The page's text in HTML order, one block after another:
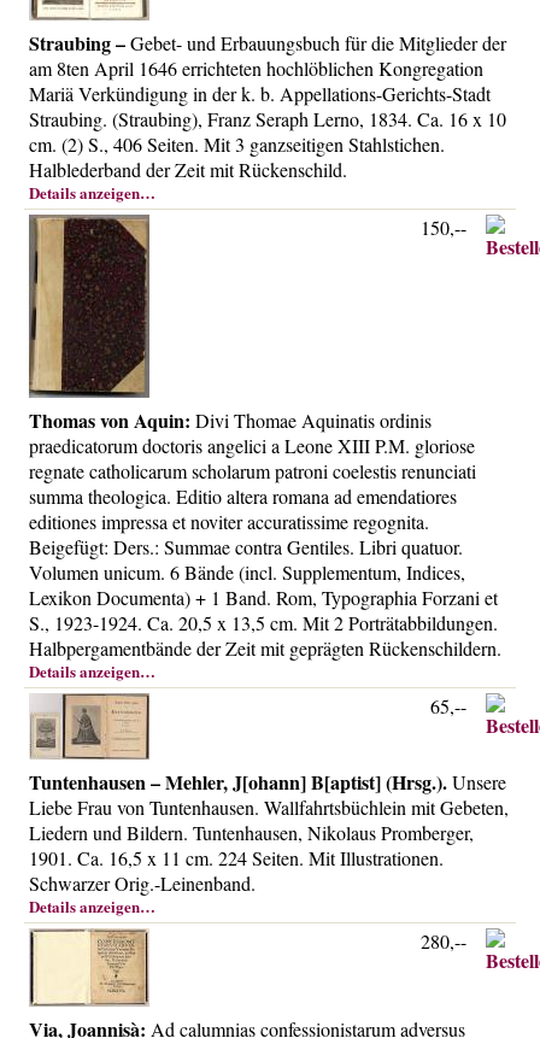
Straubing –Gebet- und Erbauungsbuch für die Mitglieder der
am 8ten April 1646 errichteten hochlöblichen Kongregation
Mariä Verkündigung in der k. b. Appellations-Gerichts-Stadt
Straubing. (Straubing), Franz Seraph Lerno, 1834. Ca. 16 x 10
cm. (2) S., 406 Seiten. Mit 3 ganzseitigen Stahlstichen.
Halblederband der Zeit mit Rückenschild.
Details anzeigen…
Thomas von Aquin: Divi Thomae Aquinatis ordinis
praedicatorum doctoris angelici a Leone XIII P.M. gloriose
regnate catholicarum scholarum patroni coelestis renunciati
summa theologica. Editio altera romana ad emendatiores
editiones impressa et noviter accuratissime regognita.
Beigefügt: Ders.: Summae contra Gentiles. Libri quatuor.
Volumen unicum. 6 Bände (incl. Supplementum, Indices,
Lexikon Documenta) + 1 Band. Rom, Typographia Forzani et
S., 1923-1924. Ca. 20,5 x 13,5 cm. Mit 2 Porträtabbildungen.
Halbpergamentbände der Zeit mit geprägten Rückenschildern.
Details anzeigen…
150,--
Tuntenhausen – Mehler, J[ohann] B[aptist] (Hrsg.).Unsere
Liebe Frau von Tuntenhausen. Wallfahrtsbüchlein mit Gebeten,
Liedern und Bildern. Tuntenhausen, Nikolaus Promberger,
1901. Ca. 16,5 x 11 cm. 224 Seiten. Mit Illustrationen.
Schwarzer Orig.-Leinenband.
Details anzeigen…
65,--
Via, Joannisà: Ad calumnias confessionistarum adversus
280,--